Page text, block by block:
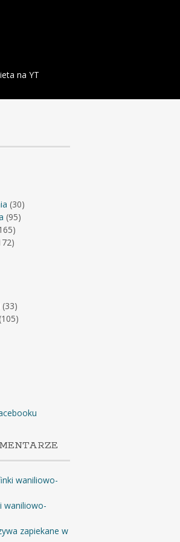
na YT
(30)
(95)
(33)
waniliowo-
waniliowo-
zapiekane w